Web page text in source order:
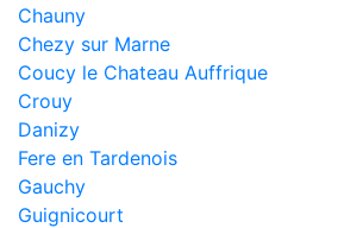
Chauny
Chezy sur Marne
Coucy le Chateau Auffrique
Crouy
Danizy
Fere en Tardenois
Gauchy
Guignicourt